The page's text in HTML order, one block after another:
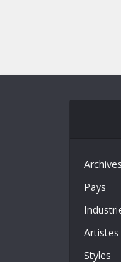
Pays
Artistes
Styles